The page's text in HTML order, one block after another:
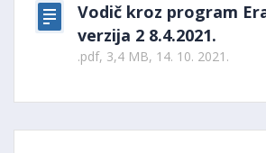
Vodič kroz program
verzija 2 8.4.2021.
.pdf, 3,4 MB, 14. 10. 2021.